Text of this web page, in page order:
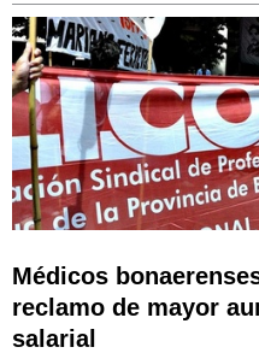
Médicos
reclamo de mayor
salarial